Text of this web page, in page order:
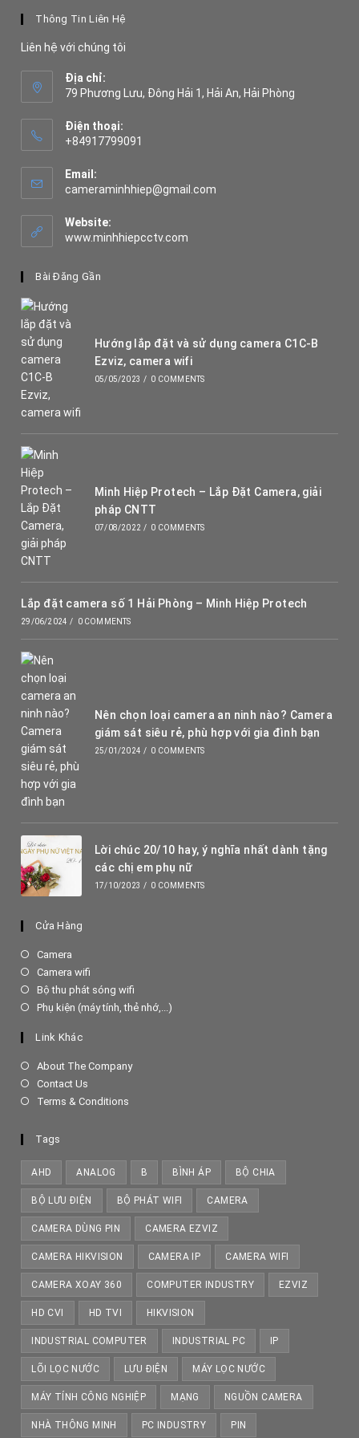
Thông Tin Liên Hệ
Liên hệ với chúng tôi
Địa chỉ:
79 Phương Lưu, Đông Hải 1, Hải An, Hải Phòng
Điện thoại:
+84917799091
in
your
Email:
cameraminhhiep@gmail.com
Website:
www.minhhiepcctv.com
Bài Đăng Gần
Hướng lắp đặt và sử dụng camera C1C-B
Ezviz, camera wifi
05/05/2023 / 0 COMMENTS
Minh Hiệp Protech – Lắp Đặt Camera, giải
pháp CNTT
07/08/2022 / 0 COMMENTS
Lắp đặt camera số 1 Hải Phòng – Minh Hiệp Protech
29/06/2024 / 0 COMMENTS
Nên chọn loại camera an ninh nào? Camera
giám sát siêu rẻ, phù hợp với gia đình bạn
25/01/2024 / 0 COMMENTS
Lời chúc 20/10 hay, ý nghĩa nhất dành tặng
các chị em phụ nữ
17/10/2023 / 0 COMMENTS
Cửa Hàng
Camera
in
new
tab
Camera wifi
in
new
Bộ thu phát sóng wifi
in
Phụ kiện (máy tính, thẻ nhớ,...)
Link Khác
About The Company
Contact Us
Terms & Conditions
Tags
AHD ANALOG B BÌNH ÁP BỘ CHIA
BỘ LƯU ĐIỆN BỘ PHÁT WIFI CAMERA
CAMERA DÙNG PIN CAMERA EZVIZ
CAMERA HIKVISION CAMERA IP CAMERA WIFI
CAMERA XOAY 360 COMPUTER INDUSTRY EZVIZ
HD CVI HD TVI HIKVISION
INDUSTRIAL COMPUTER INDUSTRIAL PC IP
LÕI LỌC NƯỚC LƯU ĐIỆN MÁY LỌC NƯỚC
MÁY TÍNH CÔNG NGHIỆP MẠNG NGUỒN CAMERA
NHÀ THÔNG MINH PC INDUSTRY PIN